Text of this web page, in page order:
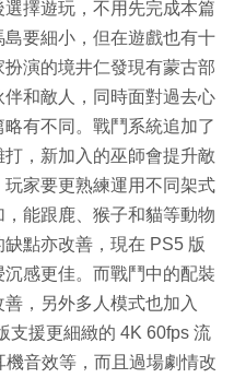
擇遊玩，不用先完成本篇
要細小，但在遊戲也有十
演的境井仁發現有蒙古部
和敵人，同時面對過去心
有不同。戰鬥系統追加了
，新加入的巫師會提升敵
家要更熟練運用不同架式
能跟鹿、猴子和貓等動物
點亦改善，現在 PS5 版
感更佳。而戰鬥中的配裝
，另外多人模式也加入
支援更細緻的 4K 60fps 流
音效等，而且過場劇情改